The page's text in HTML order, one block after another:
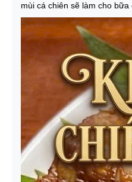
mùi cá chiên sẽ làm cho